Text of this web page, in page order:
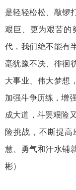
是轻轻松松、敲锣
艰巨、更为艰苦的
代，我们绝不能有
毫犹豫不决、徘徊
大事业、伟大梦想
加强斗争历练，增
成大道，斗罢艰险
险挑战，不断提
慧、勇气和汗水铺
彬）